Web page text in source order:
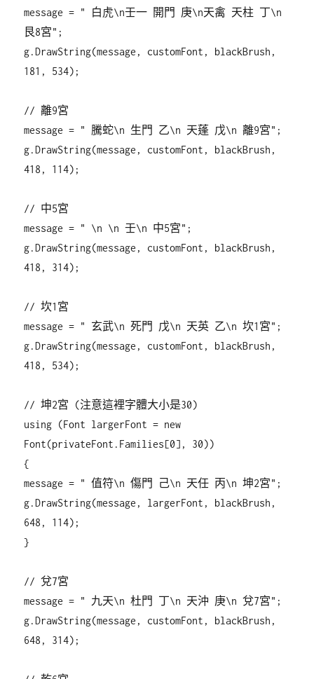
message = " 白虎\n壬一 開門 庚\n天禽 天柱 丁\n
艮8宮";
g.DrawString(message, customFont, blackBrush,
181, 534);
// 離9宮
message = " 騰蛇\n 生門 乙\n 天蓬 戊\n 離9宮";
g.DrawString(message, customFont, blackBrush,
418, 114);
// 中5宮
message = " \n \n 壬\n 中5宮";
g.DrawString(message, customFont, blackBrush,
418, 314);
// 坎1宮
message = " 玄武\n 死門 戊\n 天英 乙\n 坎1宮";
g.DrawString(message, customFont, blackBrush,
418, 534);
// 坤2宮 (注意這裡字體大小是30)
using (Font largerFont = new
Font(privateFont.Families[0], 30))
{
message = " 值符\n 傷門 己\n 天任 丙\n 坤2宮";
g.DrawString(message, largerFont, blackBrush,
648, 114);
}
// 兌7宮
message = " 九天\n 杜門 丁\n 天沖 庚\n 兌7宮";
g.DrawString(message, customFont, blackBrush,
648, 314);